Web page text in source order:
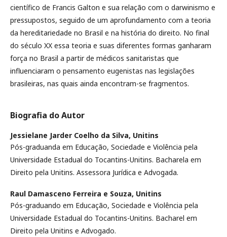
científico de Francis Galton e sua relação com o darwinismo e
pressupostos, seguido de um aprofundamento com a teoria
da hereditariedade no Brasil e na história do direito. No final
do século XX essa teoria e suas diferentes formas ganharam
força no Brasil a partir de médicos sanitaristas que
influenciaram o pensamento eugenistas nas legislações
brasileiras, nas quais ainda encontram-se fragmentos.
Biografia do Autor
Jessielane Jarder Coelho da Silva, Unitins
Pós-graduanda em Educação, Sociedade e Violência pela
Universidade Estadual do Tocantins-Unitins. Bacharela em
Direito pela Unitins. Assessora Jurídica e Advogada.
Raul Damasceno Ferreira e Souza, Unitins
Pós-graduando em Educação, Sociedade e Violência pela
Universidade Estadual do Tocantins-Unitins. Bacharel em
Direito pela Unitins e Advogado.